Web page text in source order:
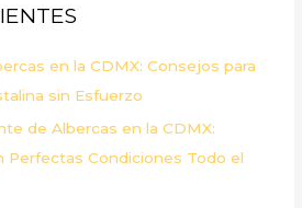
en la CDMX: Consejos para
sin Esfuerzo
de Albercas en la CDMX:
Perfectas Condiciones Todo el